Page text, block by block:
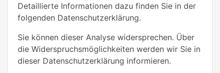
Detaillierte Informationen dazu finden Sie in der
folgenden Datenschutzerklärung.
Sie können dieser Analyse widersprechen. Über
die Widerspruchsmöglichkeiten werden wir Sie in
dieser Datenschutzerklärung informieren.